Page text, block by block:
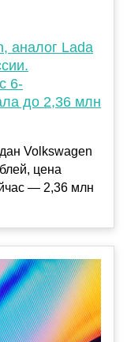
аналог Lada
6-
до 2,36 млн
Volkswagen
цена
— 2,36 млн